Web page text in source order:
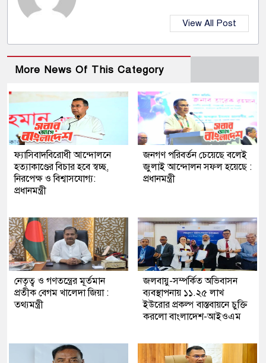
View All Post
More News Of This Category
ফ্যাসিবাদবিরোধী আন্দোলনে
হত্যাকাণ্ডের বিচার হবে স্বচ্ছ,
নিরপেক্ষ ও বিশ্বাসযোগ্য:
প্রধানমন্ত্রী
জনগণ পরিবর্তন চেয়েছে বলেই
জুলাই আন্দোলন সফল হয়েছে :
প্রধানমন্ত্রী
নেতৃত্ব ও গণতন্ত্রের মূর্তমান
প্রতীক বেগম খালেদা জিয়া :
তথ্যমন্ত্রী
জলবায়ু-সম্পর্কিত অভিবাসন
ব্যবস্থাপনায় ১১.২৫ লাখ
ইউরোর প্রকল্প বাস্তবায়নে চুক্তি
করলো বাংলাদেশ-আইওএম